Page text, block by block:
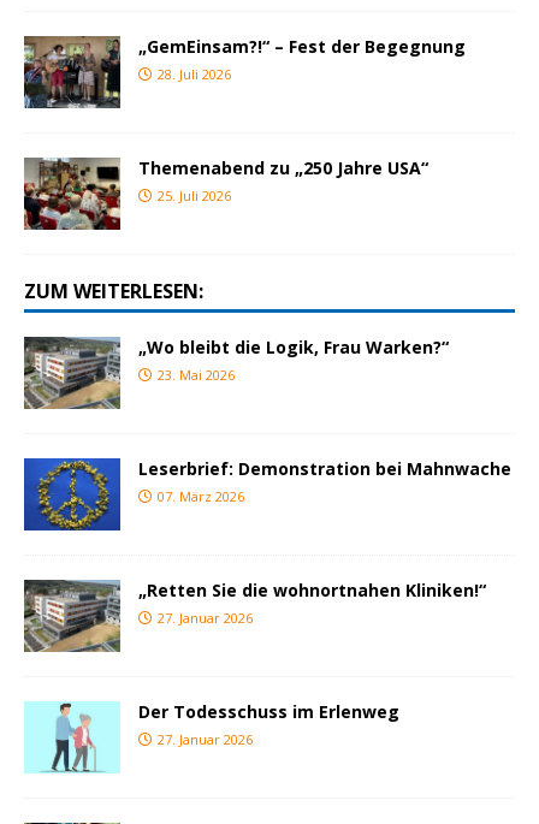
„GemEinsam?!“ – Fest der Begegnung
28. Juli 2026
Themenabend zu „250 Jahre USA“
25. Juli 2026
ZUM WEITERLESEN:
„Wo bleibt die Logik, Frau Warken?“
23. Mai 2026
Leserbrief: Demonstration bei Mahnwache
07. März 2026
„Retten Sie die wohnortnahen Kliniken!“
27. Januar 2026
Der Todesschuss im Erlenweg
27. Januar 2026